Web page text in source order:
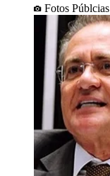
Fotos Públcias